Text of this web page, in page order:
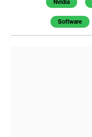
Nvidia
Software